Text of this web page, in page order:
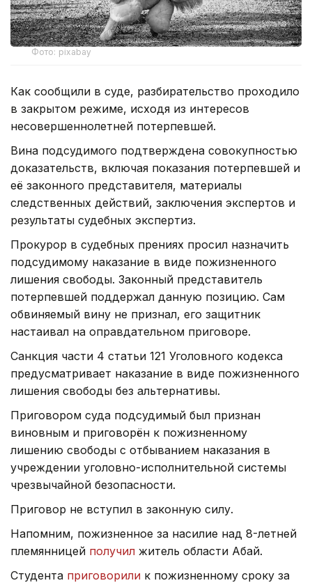
Фото: pixabay
Как сообщили в суде, разбирательство проходило
в закрытом режиме, исходя из интересов
несовершеннолетней потерпевшей.
Вина подсудимого подтверждена совокупностью
доказательств, включая показания потерпевшей и
её законного представителя, материалы
следственных действий, заключения экспертов и
результаты судебных экспертиз.
Прокурор в судебных прениях просил назначить
подсудимому наказание в виде пожизненного
лишения свободы. Законный представитель
потерпевшей поддержал данную позицию. Сам
обвиняемый вину не признал, его защитник
настаивал на оправдательном приговоре.
Санкция части 4 статьи 121 Уголовного кодекса
предусматривает наказание в виде пожизненного
лишения свободы без альтернативы.
Приговором суда подсудимый был признан
виновным и приговорён к пожизненному
лишению свободы с отбыванием наказания в
учреждении уголовно-исполнительной системы
чрезвычайной безопасности.
Приговор не вступил в законную силу.
Напомним, пожизненное за насилие над 8-летней
племянницей получил житель области Абай.
Студента приговорили к пожизненному сроку за